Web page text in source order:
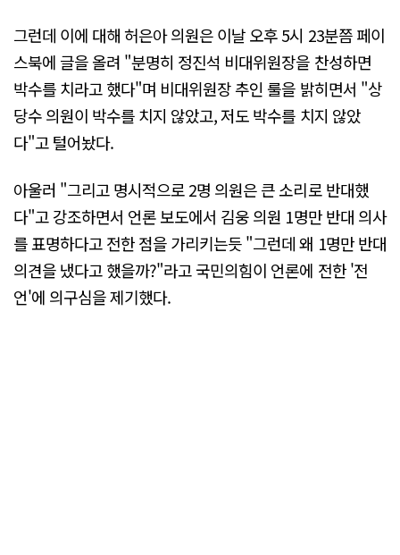
그런데 이에 대해 허은아 의원은 이날 오후 5시 23분쯤 페이
스북에 글을 올려 "분명히 정진석 비대위원장을 찬성하면
박수를 치라고 했다"며 비대위원장 추인 룰을 밝히면서 "상
당수 의원이 박수를 치지 않았고, 저도 박수를 치지 않았
다"고 털어놨다.
아울러 "그리고 명시적으로 2명 의원은 큰 소리로 반대했
다"고 강조하면서 언론 보도에서 김웅 의원 1명만 반대 의사
를 표명하다고 전한 점을 가리키는듯 "그런데 왜 1명만 반대
의견을 냈다고 했을까?"라고 국민의힘이 언론에 전한 '전
언'에 의구심을 제기했다.